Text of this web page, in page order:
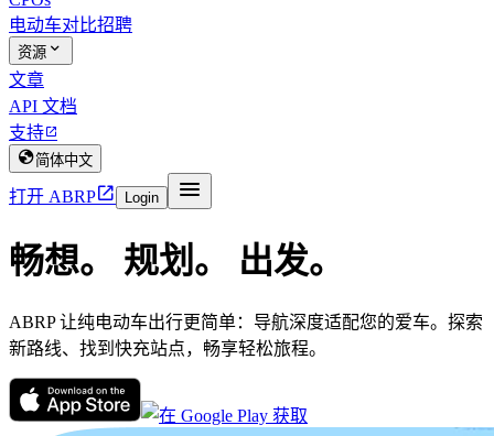
电动车对比招聘
资源 
文章
API 文档
支持
简体中文
打开 ABRP Login 
畅想。 规划。 出发。
ABRP 让纯电动车出行更简单：导航深度适配您的爱车。探索
新路线、找到快充站点，畅享轻松旅程。